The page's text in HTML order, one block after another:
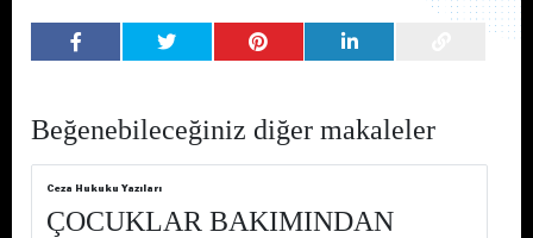
Beğenebileceğiniz diğer makaleler
Ceza Hukuku Yazıları
ÇOCUKLAR BAKIMINDAN